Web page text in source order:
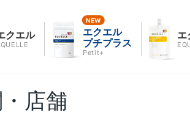
クエル
エクエル
プチプラス
Petit+
エ
店舗